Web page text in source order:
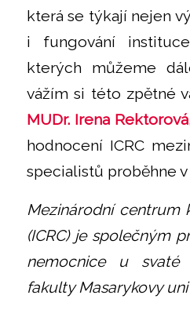
která se týkají nejen
i fungování
kterých můžeme
vážím si této zpětné
MUDr. Irena
hodnocení ICRC
specialistů proběhne v
Mezinárodní centrum
(ICRC) je společným
nemocnice u svaté
fakulty Masarykovy